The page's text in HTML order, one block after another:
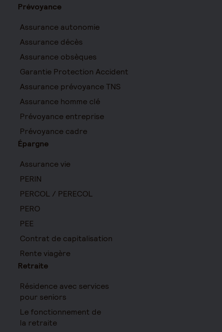
Prévoyance
Assurance autonomie
Assurance décès
Assurance obsèques
Garantie Protection Accident
Assurance prévoyance TNS
Assurance homme clé
Prévoyance entreprise
Prévoyance cadre
Épargne
Assurance vie
PERIN
PERCOL / PERECOL
PERO
PEE
Contrat de capitalisation
Rente viagère
Retraite
Résidence avec services
pour seniors
Le fonctionnement de
la retraite